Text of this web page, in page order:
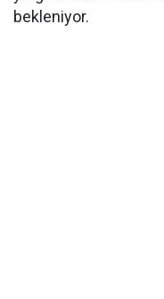
bekleniyor.